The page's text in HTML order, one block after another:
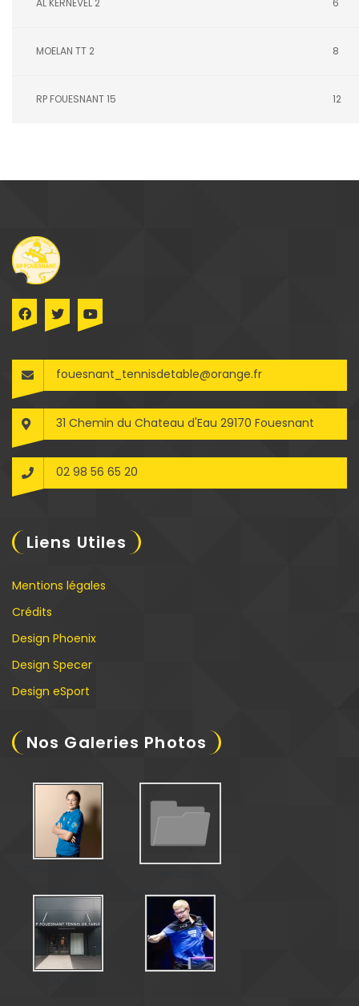
AL KERNEVEL 2 6
MOELAN TT 2 8
RP FOUESNANT 15 12
fouesnant_tennisdetable@orange.fr
31 Chemin du Chateau d'Eau 29170 Fouesnant
02 98 56 65 20
Liens Utiles
Mentions légales
Crédits
Design Phoenix
Design Specer
Design eSport
Nos Galeries Photos
paralympique de
Matéo Bohéas